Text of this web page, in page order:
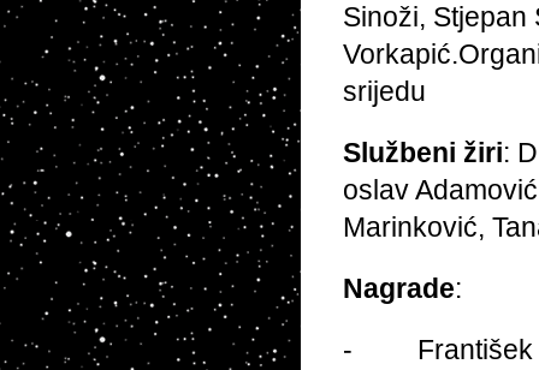
Sinoži, Stjepan
srijedu
Službeni žiri:
oslav
Marinković,
Nagrade:
- František